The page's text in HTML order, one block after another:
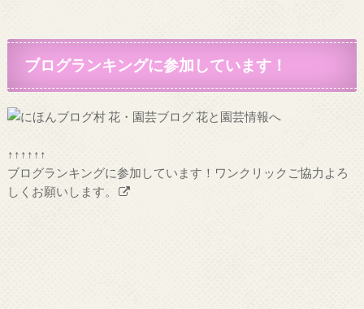
ブログランキングに参加しています！
↑↑↑↑↑↑
ブログランキングに参加しています！ワンクリックご協力よろ
しくお願いします。